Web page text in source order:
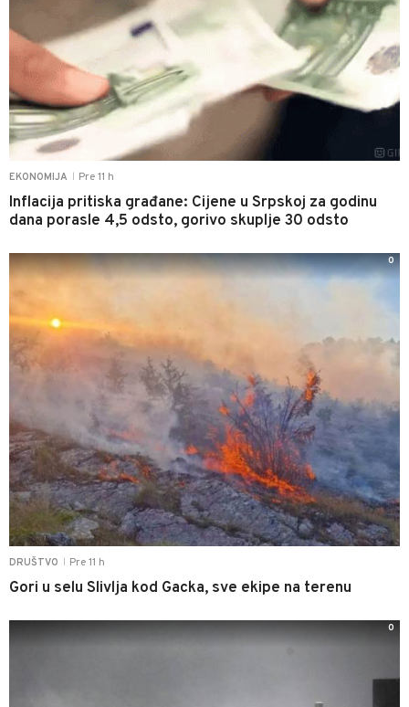
EKONOMIJA Pre 11 h
Inflacija pritiska građane: Cijene u Srpskoj za godinu
dana porasle 4,5 odsto, gorivo skuplje 30 odsto
DRUŠTVO Pre 11 h
Gori u selu Slivlja kod Gacka, sve ekipe na terenu
0
0